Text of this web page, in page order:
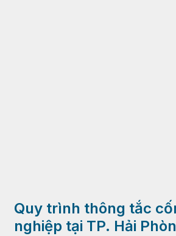
Quy trình thông tắc
nghiệp tại TP. Hải